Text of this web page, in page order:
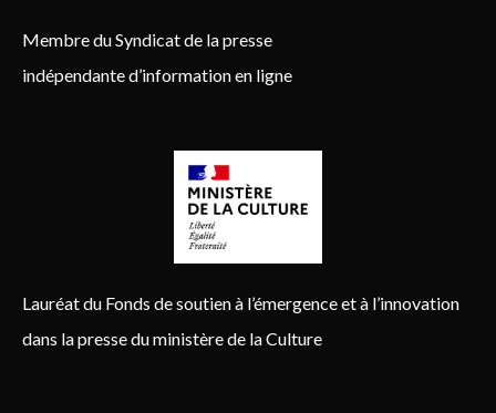
Membre du Syndicat de la presse
indépendante d’information en ligne
Lauréat du Fonds de soutien à l’émergence et à l’innovation
dans la presse du ministère de la Culture